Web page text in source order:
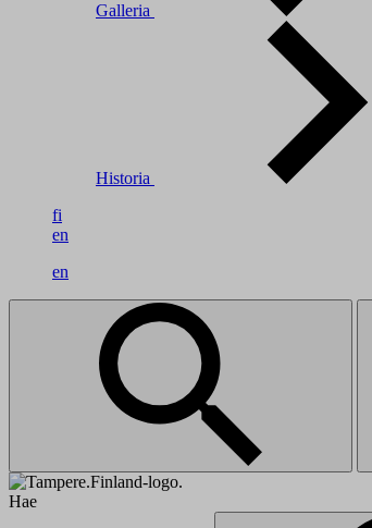
Galleria
Historia
fi
en
en
Hae